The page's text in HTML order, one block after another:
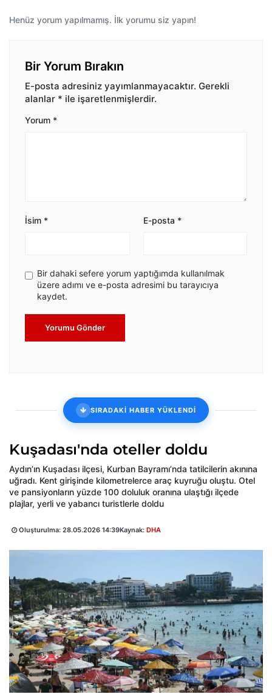
Henüz yorum yapılmamış. İlk yorumu siz yapın!
Bir Yorum Bırakın
E-posta adresiniz yayımlanmayacaktır. Gerekli
alanlar * ile işaretlenmişlerdir.
Yorum *
İsim * E-posta *
Bir dahaki sefere yorum yaptığımda kullanılmak
üzere adımı ve e-posta adresimi bu tarayıcıya
kaydet.
Yorumu Gönder
SIRADAKİ HABER YÜKLENDİ
Kuşadası'nda oteller doldu
Aydın’ın Kuşadası ilçesi, Kurban Bayramı’nda tatilcilerin akınına
uğradı. Kent girişinde kilometrelerce araç kuyruğu oluştu. Otel
ve pansiyonların yüzde 100 doluluk oranına ulaştığı ilçede
plajlar, yerli ve yabancı turistlerle doldu
Oluşturulma: 28.05.2026 14:39Kaynak: DHA